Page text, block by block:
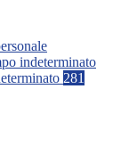
indeterminato
281